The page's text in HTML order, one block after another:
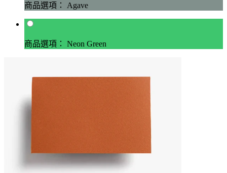
商品選項： Agave
商品選項： Neon Green